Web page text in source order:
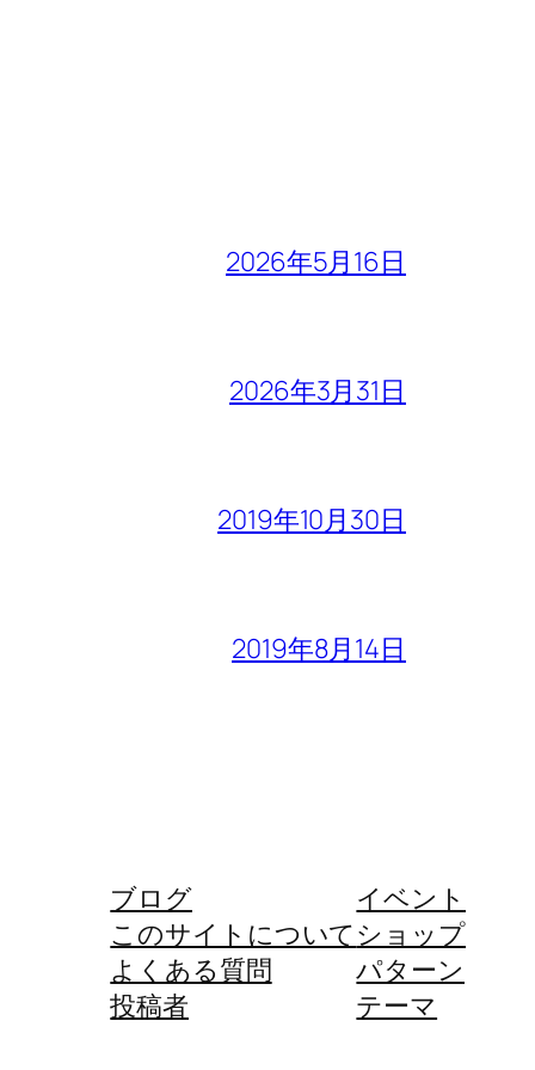
2026年5月16日
2026年3月31日
2019年10月30日
2019年8月14日
ブログ
このサイトについて
よくある質問
投稿者
イベント
ショップ
パターン
テーマ